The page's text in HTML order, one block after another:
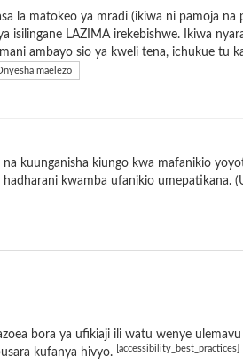
la matokeo ya mradi (ikiwa ni pamoja na
isilingane LAZIMA irekebishwe. Ikiwa
ambayo sio ya kweli tena, ichukue tu
maelezo
kuunganisha kiungo kwa mafanikio
kwamba ufanikio umepatikana.
bora ya ufikiaji ili watu wenye
kufanya hivyo.
[accessibility_best_practices]